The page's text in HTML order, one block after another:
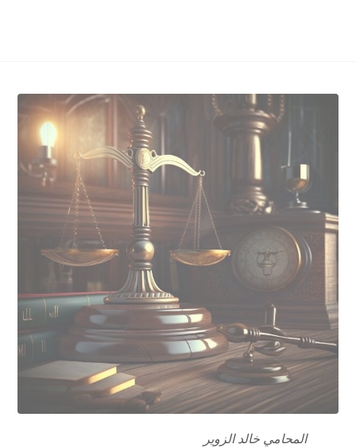
المحامي خالد الزوير